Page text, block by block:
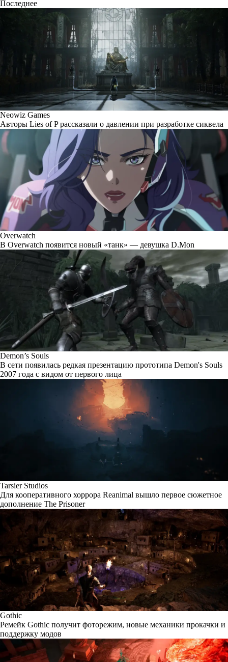
Последнее
Neowiz Games
Авторы Lies of P рассказали о давлении при разработке сиквела
Overwatch
В Overwatch появится новый «танк» — девушка D.Mon
Demon’s Souls
В сети появилась редкая презентацию прототипа Demon's Souls
2007 года с видом от первого лица
Tarsier Studios
Для кооперативного хоррора Reanimal вышло первое сюжетное
дополнение The Prisoner
Gothic
Ремейк Gothic получит фоторежим, новые механики прокачки и
поддержку модов